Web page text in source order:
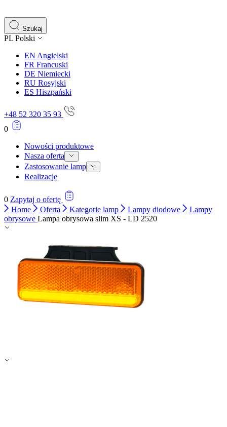
Szukaj
PL Polski
EN Angielski
FR Francuski
DE Niemiecki
RU Rosyjski
ES Hiszpański
+48 52 320 35 93
0
Nowości produktowe
Nasza oferta
Zastosowanie lamp
Realizacje
0 Zapytaj o ofertę
Home
Oferta Kategorie lamp Lampy diodowe
Lampy
obrysowe Lampa obrysowa slim XS - LD 2520
istotne i interesujące dla poszczególnych użytkowników
Nieklasyfikowane
Nieklasyfikowane pliki cookie, to pliki, które są w